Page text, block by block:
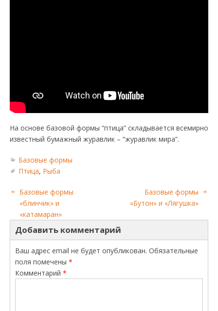
На основе базовой формы “птица” складывается всемирно
известный бумажный журавлик – “журавлик мира”.
Базовые формы
Птица, Рыба
Базовые формы
«блинчик» и
«катамаран»
Базовые формы
«Бутон» и «Лягушка»
Добавить комментарий
Ваш адрес email не будет опубликован. Обязательные
поля помечены *
Комментарий *